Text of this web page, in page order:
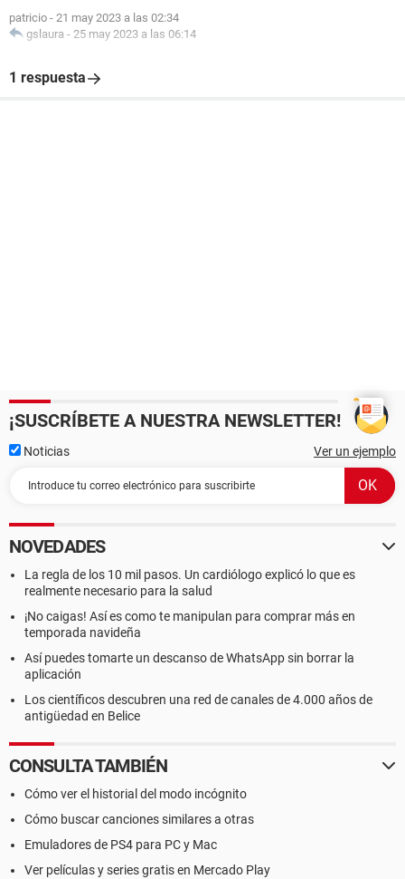
patricio - 21 may 2023 a las 02:34
gslaura - 25 may 2023 a las 06:14
1 respuesta
¡SUSCRÍBETE A NUESTRA NEWSLETTER!
Noticias Ver un ejemplo
NOVEDADES
La regla de los 10 mil pasos. Un cardiólogo explicó lo que es
realmente necesario para la salud
¡No caigas! Así es como te manipulan para comprar más en
temporada navideña
Así puedes tomarte un descanso de WhatsApp sin borrar la
aplicación
Los científicos descubren una red de canales de 4.000 años de
antigüedad en Belice
CONSULTA TAMBIÉN
Cómo ver el historial del modo incógnito
Cómo buscar canciones similares a otras
Emuladores de PS4 para PC y Mac
Ver películas y series gratis en Mercado Play